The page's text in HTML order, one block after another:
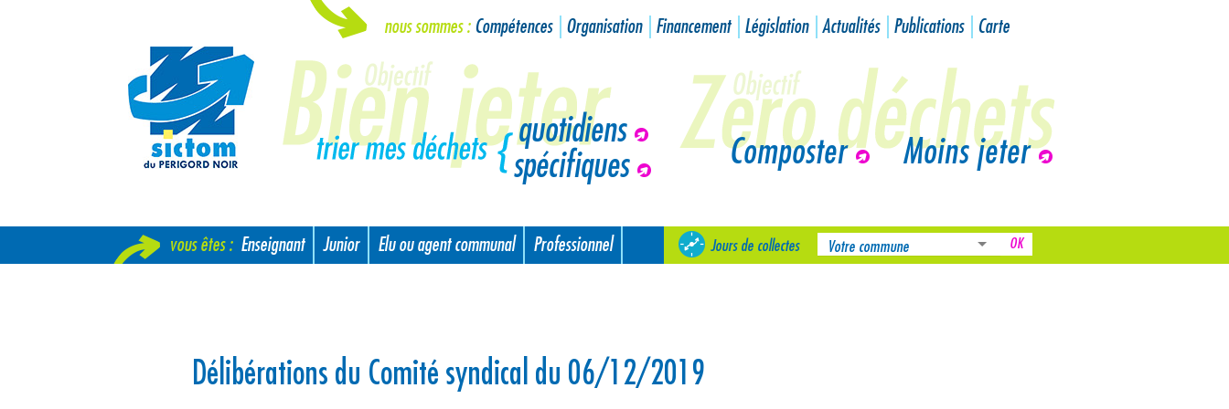
nous sommes : Compétences Organisation Financement Législation Actualités Publications Carte
quotidiens
spécifiques
Composter Moins jeter
vous êtes : Enseignant Junior Elu ou agent communal
Professionnel
Jours de collectes
Délibérations du Comité syndical du 06/12/2019